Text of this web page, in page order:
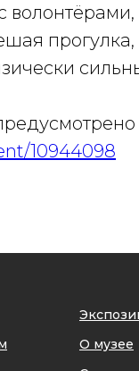
10944098
О музее